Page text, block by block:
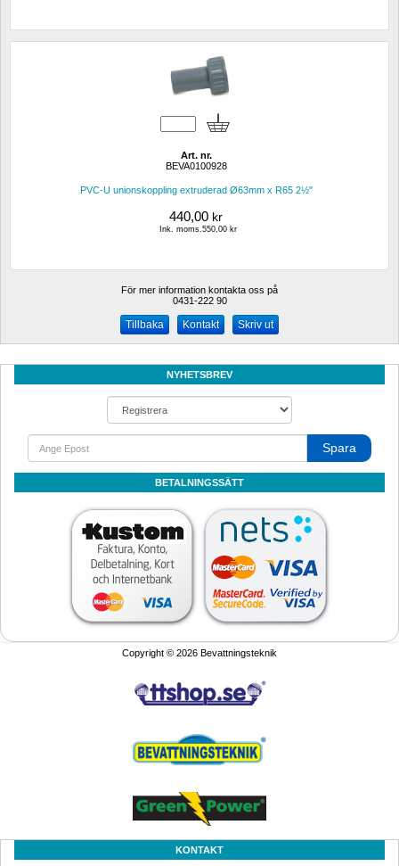
Art. nr.
BEVA0100928
PVC-U unionskoppling extruderad Ø63mm x R65 2½"
440,00 kr
Ink. moms.550,00 kr
För mer information kontakta oss på
0431-222 90
Kontakt Skriv ut
NYHETSBREV
Spara
BETALNINGSSÄTT
Copyright © 2026 Bevattningsteknik
KONTAKT